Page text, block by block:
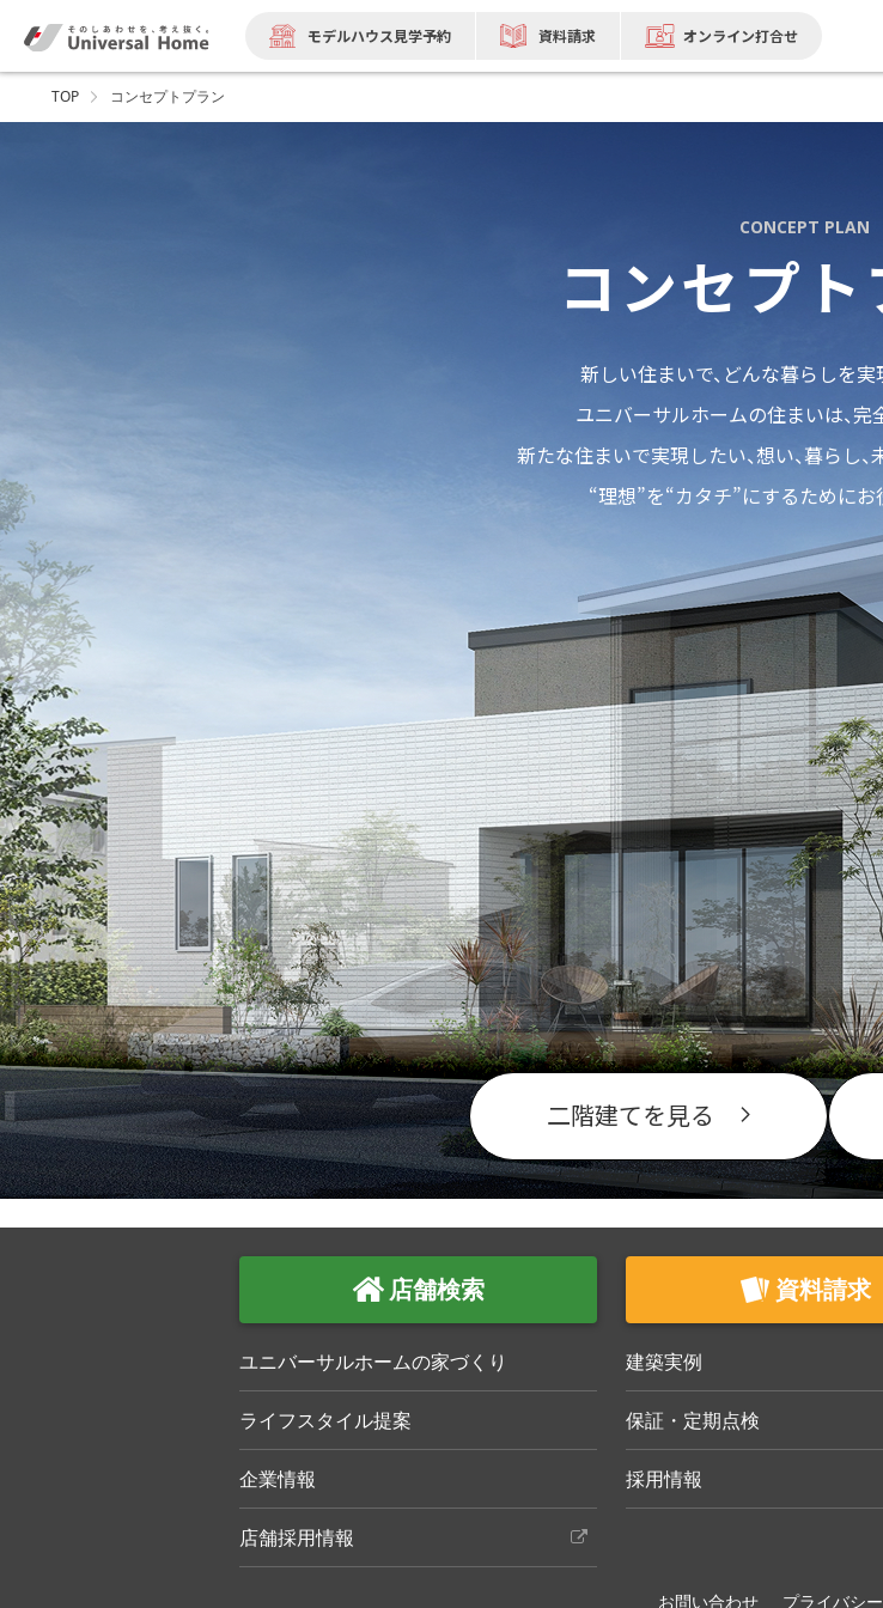
モデルハウス見学予約 資料請求 オンライン打合せ
TOP コンセプトプラン
CONCEPT PLAN
コンセプ
新しい住まいで、どんな暮らしを
ユニバーサルホームの住まいは、完
新たな住まいで実現したい、想い、暮らし、
“理想”を“カタチ”にするためにお
二階建てを見る
店舗検索 資料請求
ユニバーサルホームの家づくり 建築実例
ライフスタイル提案 保証・定期点検
企業情報 採用情報
店舗採用情報
お問い合わせ プライバシ